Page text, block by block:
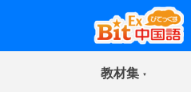
教材集(current)